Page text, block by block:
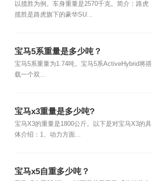
以揽胜为例。车身重量是2570千克。简介：路虎
揽胜是路虎旗下的豪华SU...
宝马5系重量是多少吨？
宝马5系重量为1.74吨。宝马5系ActiveHybrid将搭
载一个双...
宝马x3重量是多少吨?
宝马X3的重量是1800公斤。以下是对宝马X3的具
体介绍：1、动力方面...
宝马x5自重多少吨？